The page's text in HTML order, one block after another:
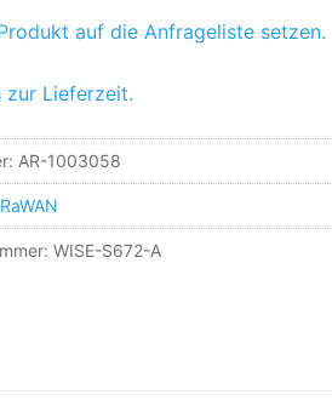
auf die Anfrageliste setzen.
zur Lieferzeit.
AR-1003058
WISE-S672-A